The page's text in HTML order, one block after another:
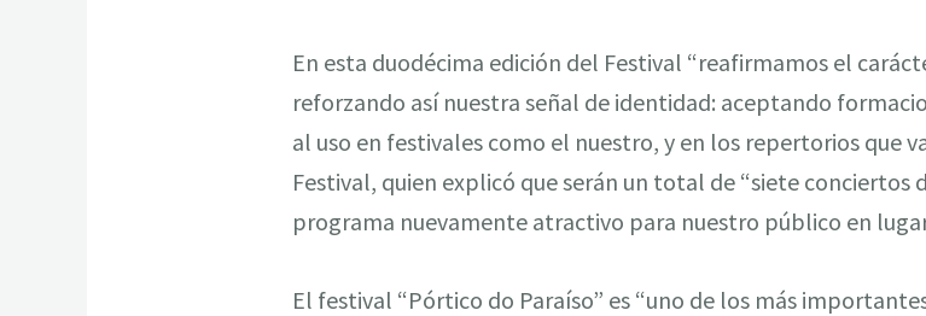
En esta duodécima edición del Festival “reafirmamos el
reforzando así nuestra señal de identidad: aceptando
al uso en festivales como el nuestro, y en los repertorios que
Festival, quien explicó que serán un total de “siete
programa nuevamente atractivo para nuestro público en
El festival “Pórtico do Paraíso” es “uno de los más